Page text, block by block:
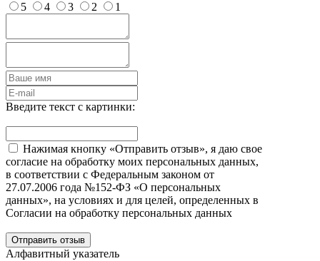
5 4 3 2 1
Введите текст с картинки:
Нажимая кнопку «Отправить отзыв», я даю свое
согласие на обработку моих персональных данных,
в соответствии с Федеральным законом от
27.07.2006 года №152-ФЗ «О персональных
данных», на условиях и для целей, определенных в
Согласии на обработку персональных данных
Отправить отзыв
Алфавитный указатель